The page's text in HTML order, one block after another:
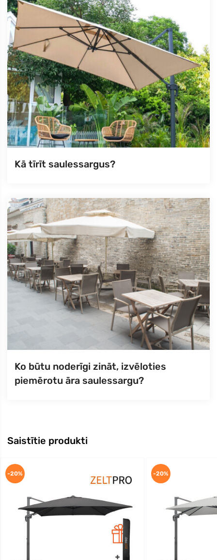
Kā tīrīt saulessargus?
Ko būtu noderīgi zināt, izvēloties
piemērotu āra saulessargu?
Saistītie produkti
-20% -20%